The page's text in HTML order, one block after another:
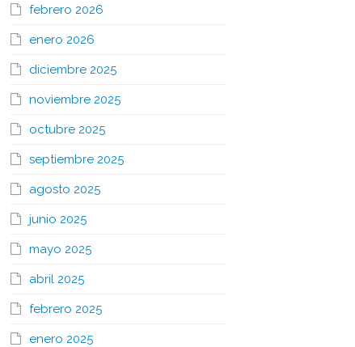
febrero 2026
enero 2026
diciembre 2025
noviembre 2025
octubre 2025
septiembre 2025
agosto 2025
junio 2025
mayo 2025
abril 2025
febrero 2025
enero 2025